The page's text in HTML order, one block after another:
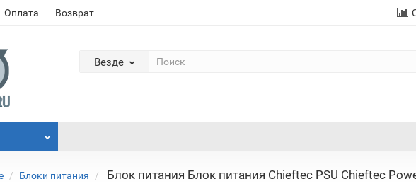
Оплата Возврат
Везде
Блоки питания Блок питания Блок питания Chieftec PSU Chieftec